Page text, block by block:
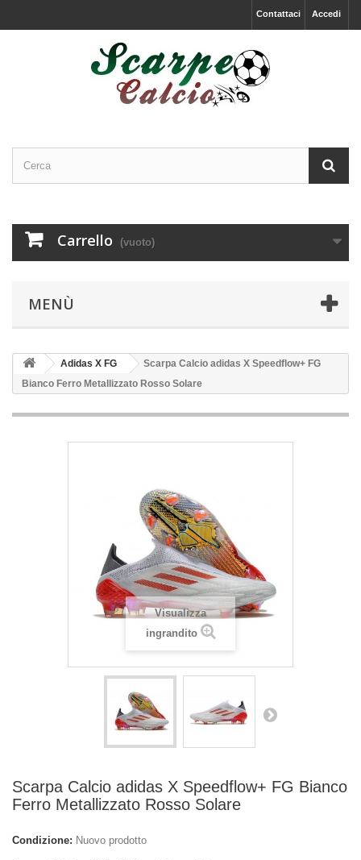
Accedi
Contattaci
Carrello (vuoto)
MENÙ
Adidas X FG
Scarpa Calcio adidas X Speedflow+ FG
Bianco Ferro Metallizzato Rosso Solare
Visualizza
ingrandito
Scarpa Calcio adidas X Speedflow+ FG Bianco
Ferro Metallizzato Rosso Solare
Condizione: Nuovo prodotto